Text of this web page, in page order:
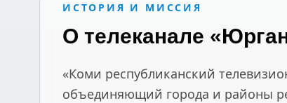
ИСТОРИЯ И МИССИЯ
О телеканале
«Коми республиканский
объединяющий города и районы